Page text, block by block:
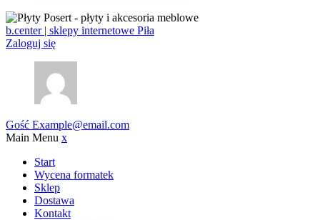
b.center | sklepy internetowe Piła
Zaloguj się
Gość Example@email.com
Main Menu x
Start
Wycena formatek
Sklep
Dostawa
Kontakt